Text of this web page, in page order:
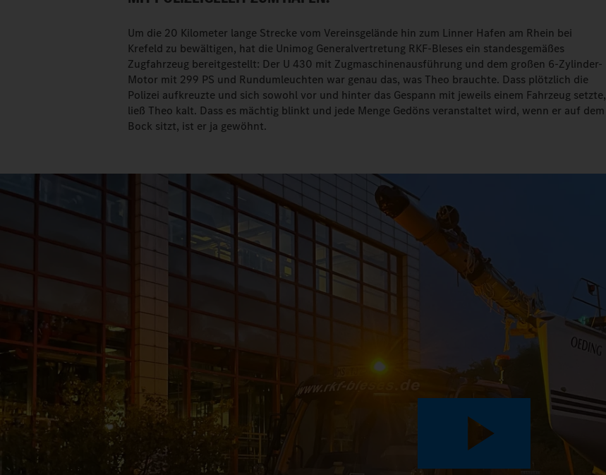
Um die 20 Kilometer lange Strecke vom Vereinsgelände hin zum Linner Hafen am Rhein bei
Krefeld zu bewältigen, hat die Unimog Generalvertretung RKF-Bleses ein standesgemäßes
Zugfahrzeug bereitgestellt: Der U 430 mit Zugmaschinenausführung und dem großen 6-Zylinder-
Motor mit 299 PS und Rundumleuchten war genau das, was Theo brauchte. Dass plötzlich die
Polizei aufkreuzte und sich sowohl vor und hinter das Gespann mit jeweils einem Fahrzeug setzte,
ließ Theo kalt. Dass es mächtig blinkt und jede Menge Gedöns veranstaltet wird, wenn er auf dem
Bock sitzt, ist er ja gewöhnt.
Play